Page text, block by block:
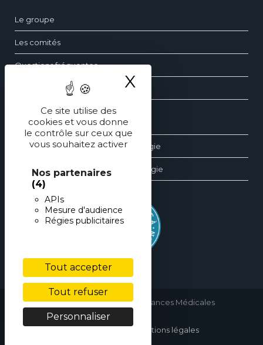
Ce site utilise des
cookies et vous donne
le contrôle sur ceux que
vous souhaitez activer
Nos partenaires
(4)
APIs
Mesure d'audience
Régies publicitaires
Tout accepter
Tout refuser
Personnaliser
X Masquer le
Le groupe
Les comités
Questions fréquentes
Les dossiers d’ophtalmologie
Les revues générales d’ophtalmologie
Les éditions spéciales d’ophtalmologie
copyright © 2026 • Performances Médicales
Mentions légales